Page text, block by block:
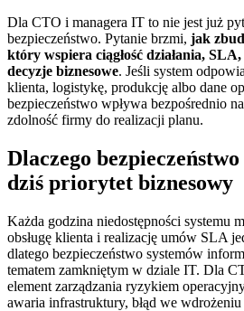
Dla CTO i managera IT to nie jest już
bezpieczeństwo. Pytanie brzmi, jak
który wspiera ciągłość działania,
decyzje biznesowe. Jeśli system
klienta, logistykę, produkcję albo dane
bezpieczeństwo wpływa bezpośrednio
zdolność firmy do realizacji planu.
Dlaczego
dziś priorytet biznesowy
Każda godzina niedostępności systemu
obsługę klienta i realizację umów SLA
dlatego bezpieczeństwo systemów
tematem zamkniętym w dziale IT. Dla
element zarządzania ryzykiem
awaria infrastruktury, błąd we